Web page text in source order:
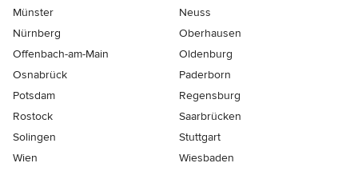
Münster
Neuss
Nürnberg
Oberhausen
Offenbach-am-Main
Oldenburg
Osnabrück
Paderborn
Potsdam
Regensburg
Rostock
Saarbrücken
Solingen
Stuttgart
Wien
Wiesbaden